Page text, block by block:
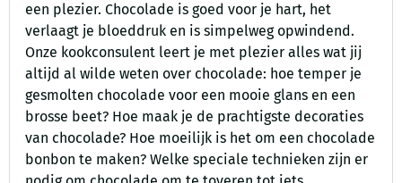
een plezier. Chocolade is goed voor je hart, het
verlaagt je bloeddruk en is simpelweg opwindend.
Onze kookconsulent leert je met plezier alles wat jij
altijd al wilde weten over chocolade: hoe temper je
gesmolten chocolade voor een mooie glans en een
brosse beet? Hoe maak je de prachtigste decoraties
van chocolade? Hoe moeilijk is het om een chocolade
bonbon te maken? Welke speciale technieken zijn er